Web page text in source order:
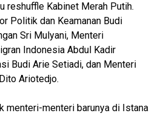
reshuffle Kabinet Merah Putih.
Politik dan Keamanan Budi
Sri Mulyani, Menteri
Indonesia Abdul Kadir
Budi Arie Setiadi, dan Menteri
Ariotedjo.
menteri-menteri barunya di Istana